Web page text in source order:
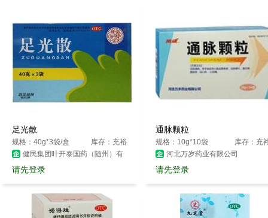
足光散
规格：40g*3袋/盒
库存：充裕
健民集团叶开泰国药（随州）有
限公司
请先登录
通脉颗粒
规格：10g*10袋
库存：充
河北万岁药业有限公司
请先登录